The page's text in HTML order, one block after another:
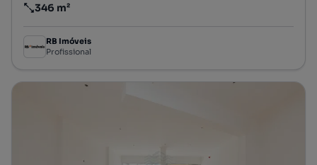
Preço por metro quadrado
346 m²
RB Imóveis
Profissional